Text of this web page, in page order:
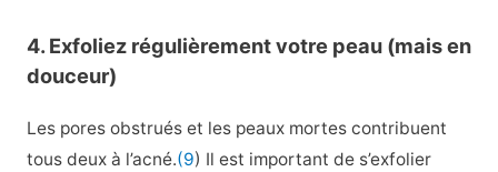
4. Exfoliez régulièrement votre peau (mais en
douceur)
Les pores obstrués et les peaux mortes contribuent
tous deux à l’acné.(9) Il est important de s’exfolier